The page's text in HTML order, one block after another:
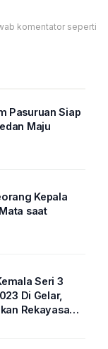
komentator seperti
Pasuruan Siap
Maju
saat
Seri 3
Di Gelar,
Rekayasa